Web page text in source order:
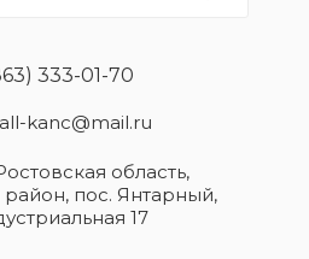
333-01-70
kanc@mail.ru
область​,
пос. Янтарный,
17